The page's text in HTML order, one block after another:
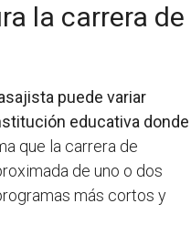
la carrera de
puede variar
educativa donde
que la carrera de
de uno o dos
más cortos y